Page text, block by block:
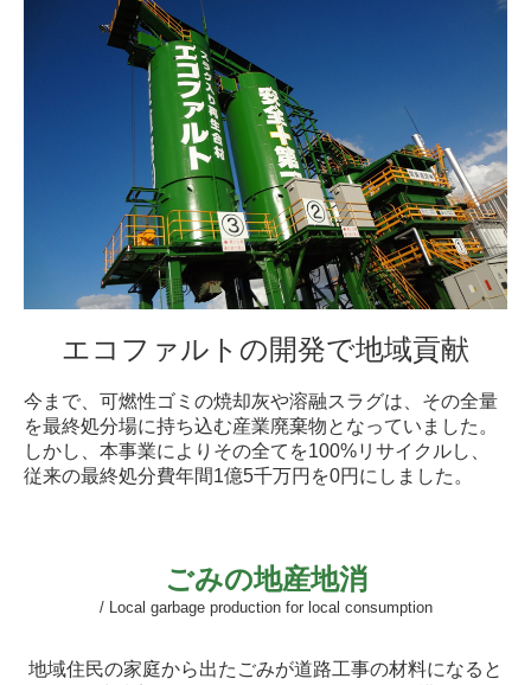
健康経営
各種認証・認定
各種様式ダウンロード
採用情報
エコファルトの開発で地域貢献
今まで、可燃性ゴミの焼却灰や溶融スラグは、その全量
を最終処分場に持ち込む産業廃棄物となっていました。
しかし、本事業によりその全てを100%リサイクルし、
従来の最終処分費年間1億5千万円を0円にしました。
ごみの地産地消
/ Local garbage production for local consumption
地域住民の家庭から出たごみが道路工事の材料になると